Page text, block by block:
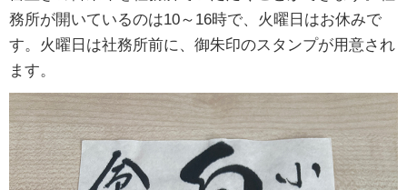
務所が開いているのは10～16時で、火曜日はお休みで
す。火曜日は社務所前に、御朱印のスタンプが用意され
ます。